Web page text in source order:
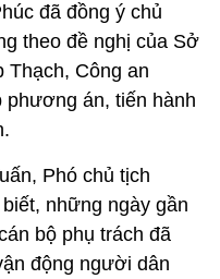
đã đồng ý chủ
theo đề nghị của Sở
Thạch, Công an
phương án, tiến hành
Phó chủ tịch
những ngày gần
bộ phụ trách đã
động người dân